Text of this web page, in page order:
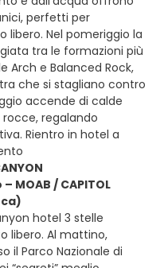
perfetti per
libero. Nel pomeriggio la
tra le formazioni più
Arch e Balanced Rock,
che si stagliano contro
accende di calde
regalando
Rientro in hotel a
MOAB / CAPITOL
ca)
hotel 3 stelle
libero. Al mattino,
il Parco Nazionale di